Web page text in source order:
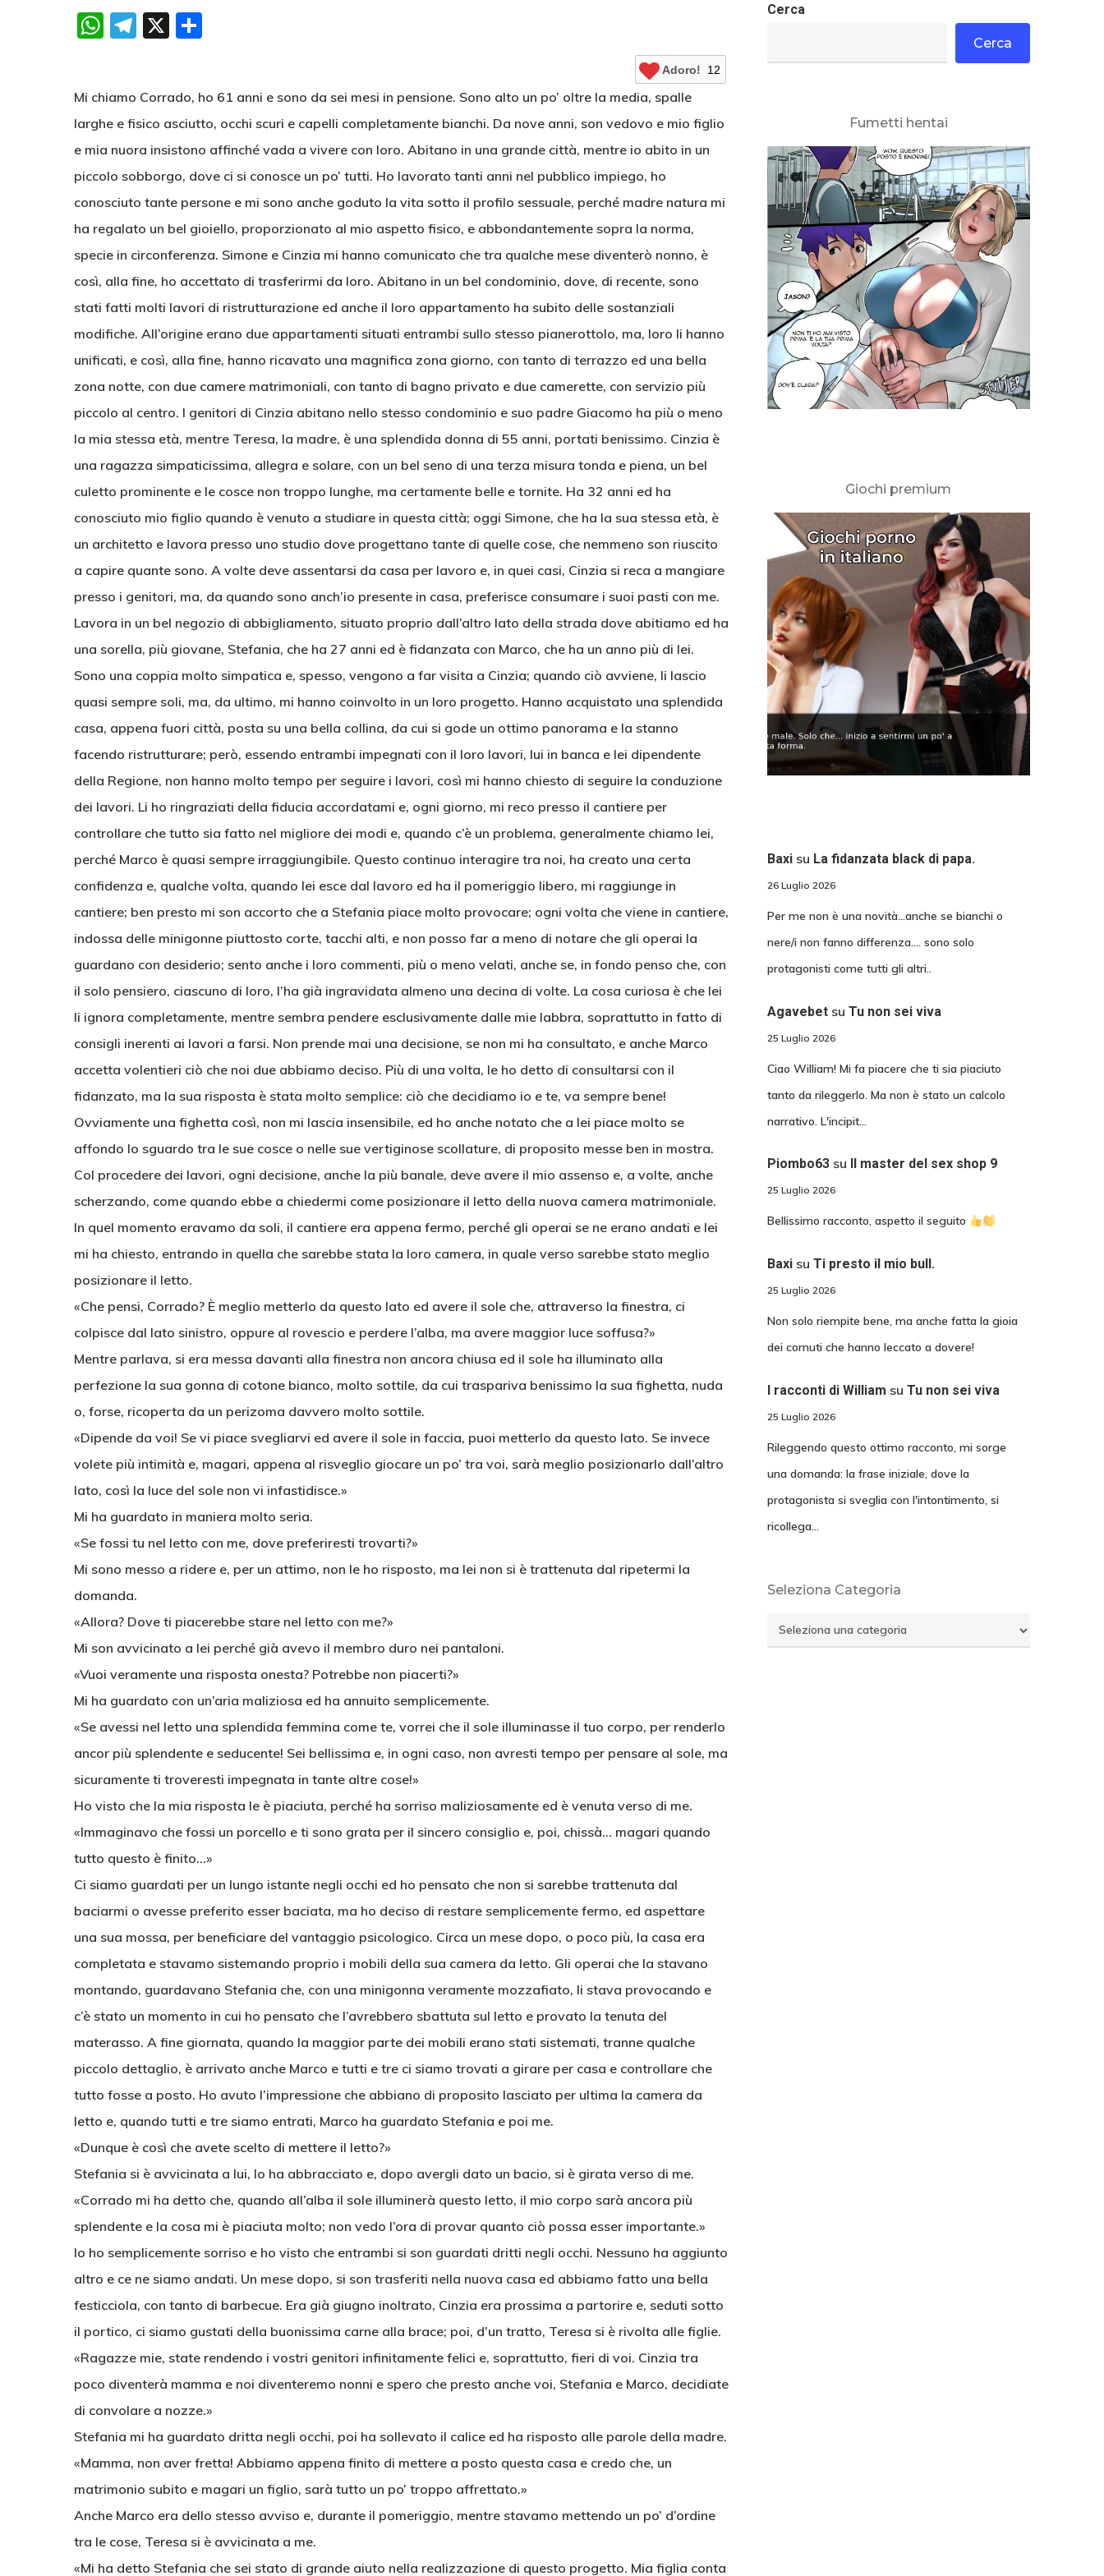
WhatsApp
Telegram
X
Adoro! 12
Mi chiamo Corrado, ho 61 anni e sono da sei mesi in pensione. Sono alto un po’ oltre la media, spalle
larghe e fisico asciutto, occhi scuri e capelli completamente bianchi. Da nove anni, son vedovo e mio figlio
e mia nuora insistono affinché vada a vivere con loro. Abitano in una grande città, mentre io abito in un
piccolo sobborgo, dove ci si conosce un po’ tutti. Ho lavorato tanti anni nel pubblico impiego, ho
conosciuto tante persone e mi sono anche goduto la vita sotto il profilo sessuale, perché madre natura mi
ha regalato un bel gioiello, proporzionato al mio aspetto fisico, e abbondantemente sopra la norma,
specie in circonferenza. Simone e Cinzia mi hanno comunicato che tra qualche mese diventerò nonno, è
così, alla fine, ho accettato di trasferirmi da loro. Abitano in un bel condominio, dove, di recente, sono
stati fatti molti lavori di ristrutturazione ed anche il loro appartamento ha subito delle sostanziali
modifiche. All’origine erano due appartamenti situati entrambi sullo stesso pianerottolo, ma, loro li hanno
unificati, e così, alla fine, hanno ricavato una magnifica zona giorno, con tanto di terrazzo ed una bella
zona notte, con due camere matrimoniali, con tanto di bagno privato e due camerette, con servizio più
piccolo al centro. I genitori di Cinzia abitano nello stesso condominio e suo padre Giacomo ha più o meno
la mia stessa età, mentre Teresa, la madre, è una splendida donna di 55 anni, portati benissimo. Cinzia è
una ragazza simpaticissima, allegra e solare, con un bel seno di una terza misura tonda e piena, un bel
culetto prominente e le cosce non troppo lunghe, ma certamente belle e tornite. Ha 32 anni ed ha
conosciuto mio figlio quando è venuto a studiare in questa città; oggi Simone, che ha la sua stessa età, è
un architetto e lavora presso uno studio dove progettano tante di quelle cose, che nemmeno son riuscito
a capire quante sono. A volte deve assentarsi da casa per lavoro e, in quei casi, Cinzia si reca a mangiare
presso i genitori, ma, da quando sono anch’io presente in casa, preferisce consumare i suoi pasti con me.
Lavora in un bel negozio di abbigliamento, situato proprio dall’altro lato della strada dove abitiamo ed ha
una sorella, più giovane, Stefania, che ha 27 anni ed è fidanzata con Marco, che ha un anno più di lei.
Sono una coppia molto simpatica e, spesso, vengono a far visita a Cinzia; quando ciò avviene, li lascio
quasi sempre soli, ma, da ultimo, mi hanno coinvolto in un loro progetto. Hanno acquistato una splendida
casa, appena fuori città, posta su una bella collina, da cui si gode un ottimo panorama e la stanno
facendo ristrutturare; però, essendo entrambi impegnati con il loro lavori, lui in banca e lei dipendente
della Regione, non hanno molto tempo per seguire i lavori, così mi hanno chiesto di seguire la conduzione
dei lavori. Li ho ringraziati della fiducia accordatami e, ogni giorno, mi reco presso il cantiere per
controllare che tutto sia fatto nel migliore dei modi e, quando c’è un problema, generalmente chiamo lei,
perché Marco è quasi sempre irraggiungibile. Questo continuo interagire tra noi, ha creato una certa
confidenza e, qualche volta, quando lei esce dal lavoro ed ha il pomeriggio libero, mi raggiunge in
cantiere; ben presto mi son accorto che a Stefania piace molto provocare; ogni volta che viene in cantiere,
indossa delle minigonne piuttosto corte, tacchi alti, e non posso far a meno di notare che gli operai la
guardano con desiderio; sento anche i loro commenti, più o meno velati, anche se, in fondo penso che, con
il solo pensiero, ciascuno di loro, l’ha già ingravidata almeno una decina di volte. La cosa curiosa è che lei
li ignora completamente, mentre sembra pendere esclusivamente dalle mie labbra, soprattutto in fatto di
consigli inerenti ai lavori a farsi. Non prende mai una decisione, se non mi ha consultato, e anche Marco
accetta volentieri ciò che noi due abbiamo deciso. Più di una volta, le ho detto di consultarsi con il
fidanzato, ma la sua risposta è stata molto semplice: ciò che decidiamo io e te, va sempre bene!
Ovviamente una fighetta così, non mi lascia insensibile, ed ho anche notato che a lei piace molto se
affondo lo sguardo tra le sue cosce o nelle sue vertiginose scollature, di proposito messe ben in mostra.
Col procedere dei lavori, ogni decisione, anche la più banale, deve avere il mio assenso e, a volte, anche
scherzando, come quando ebbe a chiedermi come posizionare il letto della nuova camera matrimoniale.
In quel momento eravamo da soli, il cantiere era appena fermo, perché gli operai se ne erano andati e lei
mi ha chiesto, entrando in quella che sarebbe stata la loro camera, in quale verso sarebbe stato meglio
posizionare il letto.
«Che pensi, Corrado? È meglio metterlo da questo lato ed avere il sole che, attraverso la finestra, ci
colpisce dal lato sinistro, oppure al rovescio e perdere l’alba, ma avere maggior luce soffusa?»
Mentre parlava, si era messa davanti alla finestra non ancora chiusa ed il sole ha illuminato alla
perfezione la sua gonna di cotone bianco, molto sottile, da cui traspariva benissimo la sua fighetta, nuda
o, forse, ricoperta da un perizoma davvero molto sottile.
«Dipende da voi! Se vi piace svegliarvi ed avere il sole in faccia, puoi metterlo da questo lato. Se invece
volete più intimità e, magari, appena al risveglio giocare un po’ tra voi, sarà meglio posizionarlo dall’altro
lato, così la luce del sole non vi infastidisce.»
Mi ha guardato in maniera molto seria.
«Se fossi tu nel letto con me, dove preferiresti trovarti?»
Mi sono messo a ridere e, per un attimo, non le ho risposto, ma lei non si è trattenuta dal ripetermi la
domanda.
«Allora? Dove ti piacerebbe stare nel letto con me?»
Mi son avvicinato a lei perché già avevo il membro duro nei pantaloni.
«Vuoi veramente una risposta onesta? Potrebbe non piacerti?»
Mi ha guardato con un’aria maliziosa ed ha annuito semplicemente.
«Se avessi nel letto una splendida femmina come te, vorrei che il sole illuminasse il tuo corpo, per renderlo
ancor più splendente e seducente! Sei bellissima e, in ogni caso, non avresti tempo per pensare al sole, ma
sicuramente ti troveresti impegnata in tante altre cose!»
Ho visto che la mia risposta le è piaciuta, perché ha sorriso maliziosamente ed è venuta verso di me.
«Immaginavo che fossi un porcello e ti sono grata per il sincero consiglio e, poi, chissà… magari quando
tutto questo è finito…»
Ci siamo guardati per un lungo istante negli occhi ed ho pensato che non si sarebbe trattenuta dal
baciarmi o avesse preferito esser baciata, ma ho deciso di restare semplicemente fermo, ed aspettare
una sua mossa, per beneficiare del vantaggio psicologico. Circa un mese dopo, o poco più, la casa era
completata e stavamo sistemando proprio i mobili della sua camera da letto. Gli operai che la stavano
montando, guardavano Stefania che, con una minigonna veramente mozzafiato, li stava provocando e
c’è stato un momento in cui ho pensato che l’avrebbero sbattuta sul letto e provato la tenuta del
materasso. A fine giornata, quando la maggior parte dei mobili erano stati sistemati, tranne qualche
piccolo dettaglio, è arrivato anche Marco e tutti e tre ci siamo trovati a girare per casa e controllare che
tutto fosse a posto. Ho avuto l’impressione che abbiano di proposito lasciato per ultima la camera da
letto e, quando tutti e tre siamo entrati, Marco ha guardato Stefania e poi me.
«Dunque è così che avete scelto di mettere il letto?»
Stefania si è avvicinata a lui, lo ha abbracciato e, dopo avergli dato un bacio, si è girata verso di me.
«Corrado mi ha detto che, quando all’alba il sole illuminerà questo letto, il mio corpo sarà ancora più
splendente e la cosa mi è piaciuta molto; non vedo l’ora di provar quanto ciò possa esser importante.»
Io ho semplicemente sorriso e ho visto che entrambi si son guardati dritti negli occhi. Nessuno ha aggiunto
altro e ce ne siamo andati. Un mese dopo, si son trasferiti nella nuova casa ed abbiamo fatto una bella
festicciola, con tanto di barbecue. Era già giugno inoltrato, Cinzia era prossima a partorire e, seduti sotto
il portico, ci siamo gustati della buonissima carne alla brace; poi, d’un tratto, Teresa si è rivolta alle figlie.
«Ragazze mie, state rendendo i vostri genitori infinitamente felici e, soprattutto, fieri di voi. Cinzia tra
poco diventerà mamma e noi diventeremo nonni e spero che presto anche voi, Stefania e Marco, decidiate
di convolare a nozze.»
Stefania mi ha guardato dritta negli occhi, poi ha sollevato il calice ed ha risposto alle parole della madre.
«Mamma, non aver fretta! Abbiamo appena finito di mettere a posto questa casa e credo che, un
matrimonio subito e magari un figlio, sarà tutto un po’ troppo affrettato.»
Anche Marco era dello stesso avviso e, durante il pomeriggio, mentre stavamo mettendo un po’ d’ordine
tra le cose, Teresa si è avvicinata a me.
«Mi ha detto Stefania che sei stato di grande aiuto nella realizzazione di questo progetto. Mia figlia conta
Cerca
Cerca
Fumetti hentai
Giochi premium
Baxisu La fidanzata black di papa.
26 Luglio 2026
Per me non è una novità...anche se bianchi o
nere/i non fanno differenza.... sono solo
protagonisti come tutti gli altri..
Agavebetsu Tu non sei viva
25 Luglio 2026
Ciao William! Mi fa piacere che ti sia piaciuto
tanto da rileggerlo. Ma non è stato un calcolo
narrativo. L'incipit…
Piombo63su Il master del sex shop 9
25 Luglio 2026
Bellissimo racconto, aspetto il seguito
Baxisu Ti presto il mio bull.
25 Luglio 2026
Non solo riempite bene, ma anche fatta la gioia
dei cornuti che hanno leccato a dovere!
I racconti di William su Tu non sei viva
25 Luglio 2026
Rileggendo questo ottimo racconto, mi sorge
una domanda: la frase iniziale, dove la
protagonista si sveglia con l'intontimento, si
ricollega…
Seleziona Categoria
Seleziona
Categoria